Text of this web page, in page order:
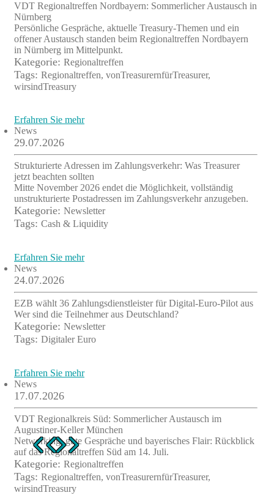
VDT Regionaltreffen Nordbayern: Sommerlicher Austausch in
Nürnberg
Persönliche Gespräche, aktuelle Treasury-Themen und ein
offener Austausch standen beim Regionaltreffen Nordbayern
in Nürnberg im Mittelpunkt.
Kategorie: Regionaltreffen
Tags: Regionaltreffen, vonTreasurernfürTreasurer,
wirsindTreasury
Erfahren Sie mehr
News
29.07.2026
Strukturierte Adressen im Zahlungsverkehr: Was Treasurer
jetzt beachten sollten
Mitte November 2026 endet die Möglichkeit, vollständig
unstrukturierte Postadressen im Zahlungsverkehr anzugeben.
Kategorie: Newsletter
Tags: Cash & Liquidity
Erfahren Sie mehr
News
24.07.2026
EZB wählt 36 Zahlungsdienstleister für Digital-Euro-Pilot aus
Wer sind die Teilnehmer aus Deutschland?
Kategorie: Newsletter
Tags: Digitaler Euro
Erfahren Sie mehr
News
17.07.2026
VDT Regionalkreis Süd: Sommerlicher Austausch im
Augustiner-Keller München
Networking, gute Gespräche und bayerisches Flair: Rückblick
auf das Regionaltreffen Süd am 14. Juli.
Kategorie: Regionaltreffen
Tags: Regionaltreffen, vonTreasurernfürTreasurer,
wirsindTreasury